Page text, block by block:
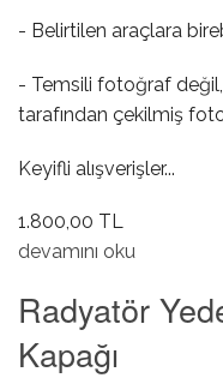
- Belirtilen araçlara
- Temsili fotoğraf
tarafından çekilmiş
Keyifli alışverişler...
1.800,00 TL
İç Aks Keçesi (
devamını oku
Radyatör
Kapağı